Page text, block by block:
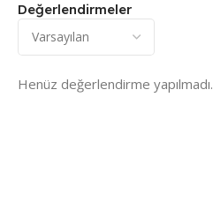
Değerlendirmeler
Henüz değerlendirme yapılmadı.